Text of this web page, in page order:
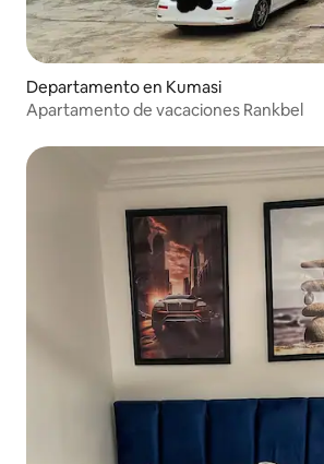
Departamento en Kumasi
Apartamento de vacaciones Rankbel